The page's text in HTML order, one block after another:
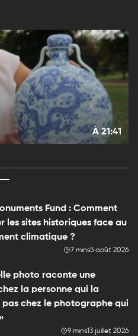
À 21:41
Fund : Comment
les sites historiques face au
climatique ?
7 mins5 août 2026
photo raconte une
la personne qui la
pas chez le photographe qui
9 mins13 juillet 2026